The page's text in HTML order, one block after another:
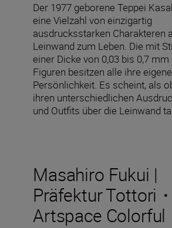
Der 1977 geborene Teppei
eine Vielzahl von einzigartig
ausdrucksstarken Charakteren
Leinwand zum Leben. Die mit
einer Dicke von 0,03 bis 0,7
Figuren besitzen alle ihre eigene
Persönlichkeit. Es scheint, als
ihren unterschiedlichen
und Outfits über die Leinwand
Masahiro Fukui |
Präfektur Tottori・
Artspace Colorful